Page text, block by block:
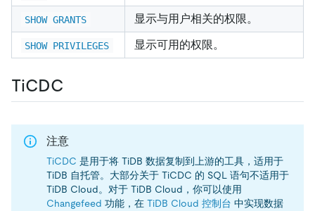
SHOW GRANTS 显示与用户相关的权限。
SHOW PRIVILEGES 显示可用的权限。
TiCDC
注意
TiCDC 是用于将 TiDB 数据复制到上游的工具，适用于
TiDB 自托管。大部分关于 TiCDC 的 SQL 语句不适用于
TiDB Cloud。对于 TiDB Cloud，你可以使用
Changefeed 功能，在 TiDB Cloud 控制台 中实现数据